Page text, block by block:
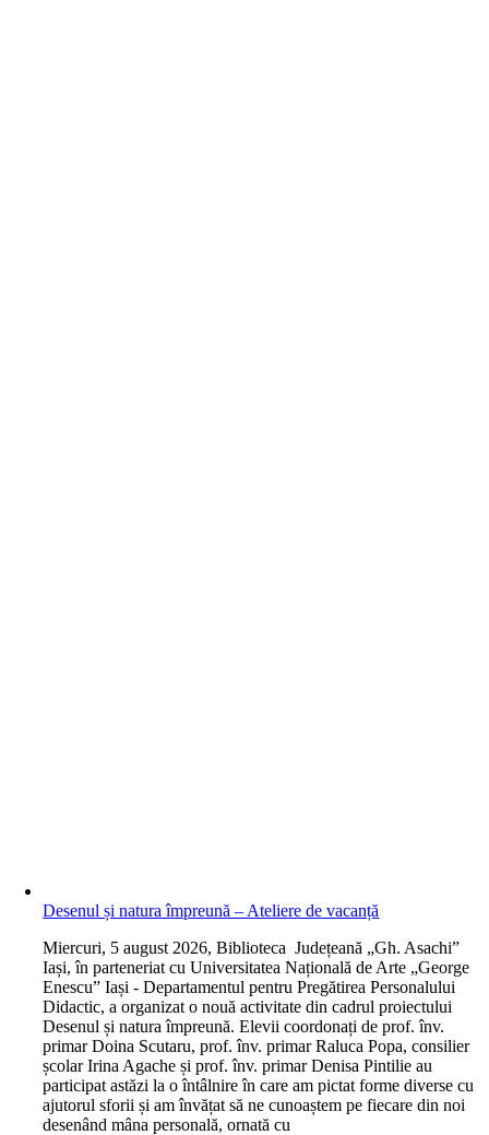
Desenul și natura împreună – Ateliere de vacanță
Miercuri, 5 august 2026, Biblioteca Județeană „Gh. Asachi”
Iași, în parteneriat cu Universitatea Națională de Arte „George
Enescu” Iași - Departamentul pentru Pregătirea Personalului
Didactic, a organizat o nouă activitate din cadrul proiectului
Desenul și natura împreună. Elevii coordonați de prof. înv.
primar Doina Scutaru, prof. înv. primar Raluca Popa, consilier
școlar Irina Agache și prof. înv. primar Denisa Pintilie au
participat astăzi la o întâlnire în care am pictat forme diverse cu
ajutorul sforii și am învățat să ne cunoaștem pe fiecare din noi
desenând mâna personală, ornată cu